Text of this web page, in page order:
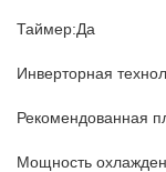
Таймер:Да
Инверторная
Рекомендованная
Мощность